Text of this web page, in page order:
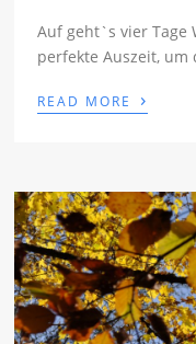
Auf geht`s vier Tage
perfekte Auszeit, um
READ MORE ›